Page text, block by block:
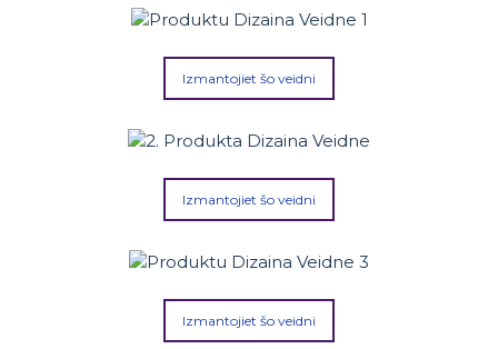
Izmantojiet šo veidni
Izmantojiet šo veidni
Izmantojiet šo veidni